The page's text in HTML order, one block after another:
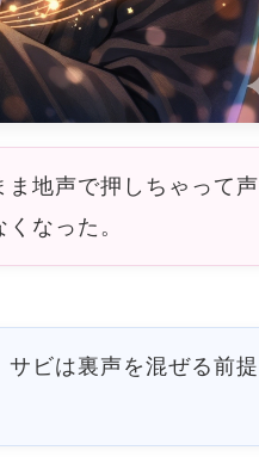
地声で押しちゃって声
なった。
ビは裏声を混ぜる前提